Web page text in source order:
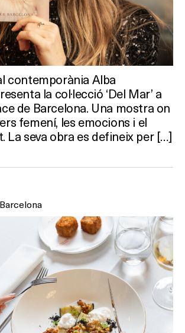
BARS
SPAS
SALES
contemporània Alba
la col·lecció ‘Del Mar’ a
de Barcelona. Una mostra on
femení, les emocions i el
La seva obra es defineix per […]